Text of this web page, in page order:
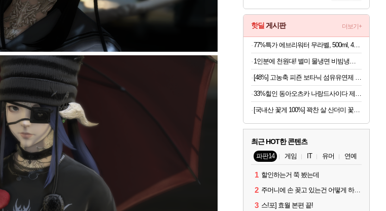
핫딜 게시판 더보기+
77%특가 에브리워터 무라벨, 500ml, 40개
[국내산 꽃게 100%] 꽉찬 살 산더미 꽃게탕
최근 HOT한 콘텐츠
파판14 게임 IT 유머 연예
1 할인하는거 쭉 봤는데
2 주머니에 손 꽂고 있는건 어떻게 하는건가요?
3 스!포] 효월 본편 끝!